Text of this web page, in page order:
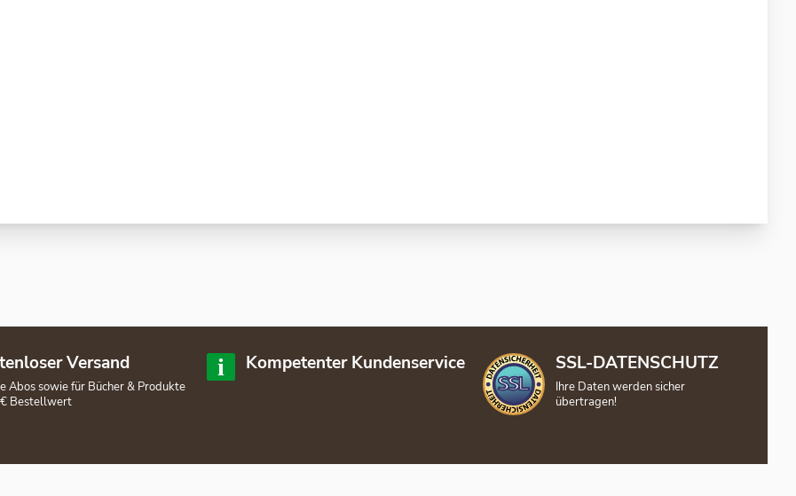
Versand
Abos sowie für Bücher & Produkte
Bestellwert
Kompetenter Kundenservice SSL-DATENSCHUTZ
Ihre Daten werden sicher
übertragen!